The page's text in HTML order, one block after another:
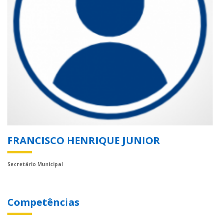
FRANCISCO HENRIQUE JUNIOR
Secretário Municipal
Competências